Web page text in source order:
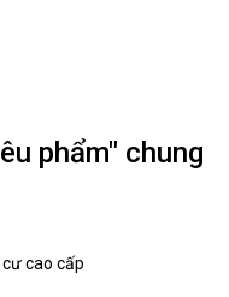
phẩm" chung
cao cấp